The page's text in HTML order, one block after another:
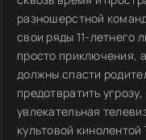
разношерстной
свои ряды 11-летнего
просто приключения,
должны спасти
предотвратить
увлекательная
культовой